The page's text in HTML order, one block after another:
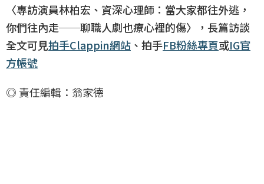
〈專訪演員林柏宏、資深心理師：當大家都往外逃，
你們往內走──聊職人劇也療心裡的傷〉，長篇訪談
全文可見拍手Clappin網站 、拍手FB粉絲專頁或IG官
方帳號
◎ 責任編輯：翁家德